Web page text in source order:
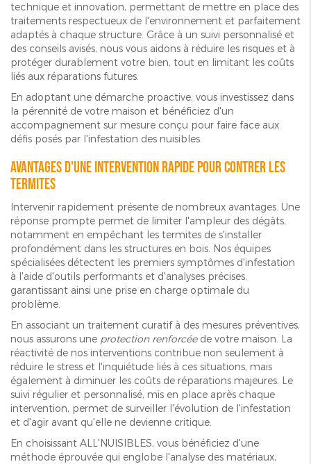
technique et innovation, permettant de mettre en place des
traitements respectueux de l'environnement et parfaitement
adaptés à chaque structure. Grâce à un suivi personnalisé et
des conseils avisés, nous vous aidons à réduire les risques et à
protéger durablement votre bien, tout en limitant les coûts
liés aux réparations futures.
En adoptant une démarche proactive, vous investissez dans
la pérennité de votre maison et bénéficiez d'un
accompagnement sur mesure conçu pour faire face aux
défis posés par l'infestation des nuisibles.
Avantages d'une intervention rapide pour contrer les
termites
Intervenir rapidement présente de nombreux avantages. Une
réponse prompte permet de limiter l'ampleur des dégâts,
notamment en empêchant les termites de s'installer
profondément dans les structures en bois. Nos équipes
spécialisées détectent les premiers symptômes d'infestation
à l'aide d'outils performants et d'analyses précises,
garantissant ainsi une prise en charge optimale du
problème.
En associant un traitement curatif à des mesures préventives,
nous assurons une protection renforcéede votre maison. La
réactivité de nos interventions contribue non seulement à
réduire le stress et l'inquiétude liés à ces situations, mais
également à diminuer les coûts de réparations majeures. Le
suivi régulier et personnalisé, mis en place après chaque
intervention, permet de surveiller l'évolution de l'infestation
et d'agir avant qu'elle ne devienne critique.
En choisissant ALL'NUISIBLES, vous bénéficiez d'une
méthode éprouvée qui englobe l'analyse des matériaux,